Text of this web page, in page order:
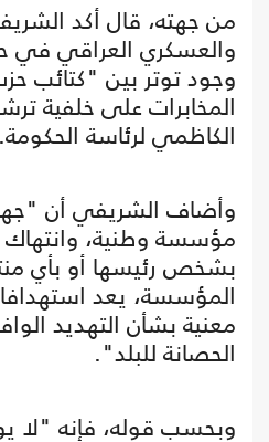
من جهته، قال أكد
وجود توتر بين "كتائب
المخابرات على خلفية
الكاظمي لرئاسة الحكومة.
وأضاف الشريفي أن
مؤسسة وطنية،
بشخص رئيسها أو بأي
المؤسسة، يعد استهدافا
معنية بشأن التهديد
الحصانة للبلد".
وبحسب قوله، فإنه "لا